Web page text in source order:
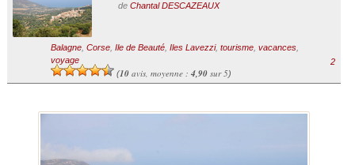
de Chantal DESCAZEAUX
Balagne, Corse, Ile de Beauté, Iles Lavezzi, tourisme, vacances,
voyage
(10avis, moyenne : 4,90sur 5)
2